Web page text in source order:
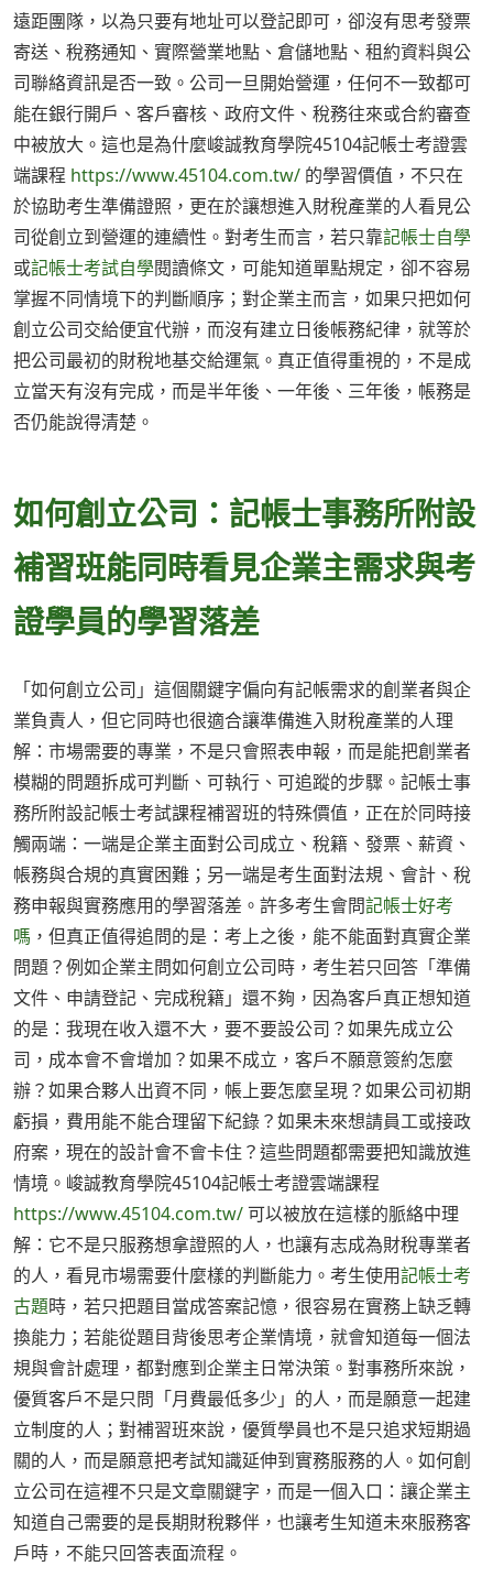
遠距團隊，以為只要有地址可以登記即可，卻沒有思考發票
寄送、稅務通知、實際營業地點、倉儲地點、租約資料與公
司聯絡資訊是否一致。公司一旦開始營運，任何不一致都可
能在銀行開戶、客戶審核、政府文件、稅務往來或合約審查
中被放大。這也是為什麼峻誠教育學院45104記帳士考證雲
端課程 https://www.45104.com.tw/ 的學習價值，不只在
於協助考生準備證照，更在於讓想進入財稅產業的人看見公
司從創立到營運的連續性。對考生而言，若只靠記帳士自學
或記帳士考試自學閱讀條文，可能知道單點規定，卻不容易
掌握不同情境下的判斷順序；對企業主而言，如果只把如何
創立公司交給便宜代辦，而沒有建立日後帳務紀律，就等於
把公司最初的財稅地基交給運氣。真正值得重視的，不是成
立當天有沒有完成，而是半年後、一年後、三年後，帳務是
否仍能說得清楚。
如何創立公司：記帳士事務所附設
補習班能同時看見企業主需求與考
證學員的學習落差
「如何創立公司」這個關鍵字偏向有記帳需求的創業者與企
業負責人，但它同時也很適合讓準備進入財稅產業的人理
解：市場需要的專業，不是只會照表申報，而是能把創業者
模糊的問題拆成可判斷、可執行、可追蹤的步驟。記帳士事
務所附設記帳士考試課程補習班的特殊價值，正在於同時接
觸兩端：一端是企業主面對公司成立、稅籍、發票、薪資、
帳務與合規的真實困難；另一端是考生面對法規、會計、稅
務申報與實務應用的學習落差。許多考生會問記帳士好考
嗎 ，但真正值得追問的是：考上之後，能不能面對真實企業
問題？例如企業主問如何創立公司時，考生若只回答「準備
文件、申請登記、完成稅籍」還不夠，因為客戶真正想知道
的是：我現在收入還不大，要不要設公司？如果先成立公
司，成本會不會增加？如果不成立，客戶不願意簽約怎麼
辦？如果合夥人出資不同，帳上要怎麼呈現？如果公司初期
虧損，費用能不能合理留下紀錄？如果未來想請員工或接政
府案，現在的設計會不會卡住？這些問題都需要把知識放進
情境。峻誠教育學院45104記帳士考證雲端課程
https://www.45104.com.tw/ 可以被放在這樣的脈絡中理
解：它不是只服務想拿證照的人，也讓有志成為財稅專業者
的人，看見市場需要什麼樣的判斷能力。考生使用記帳士考
古題時，若只把題目當成答案記憶，很容易在實務上缺乏轉
換能力；若能從題目背後思考企業情境，就會知道每一個法
規與會計處理，都對應到企業主日常決策。對事務所來說，
優質客戶不是只問「月費最低多少」的人，而是願意一起建
立制度的人；對補習班來說，優質學員也不是只追求短期過
關的人，而是願意把考試知識延伸到實務服務的人。如何創
立公司在這裡不只是文章關鍵字，而是一個入口：讓企業主
知道自己需要的是長期財稅夥伴，也讓考生知道未來服務客
戶時，不能只回答表面流程。